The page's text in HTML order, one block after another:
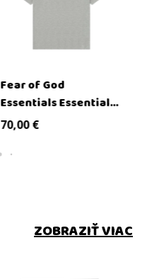
Fear of God
Essentials Essential...
70,00€
ZOBRAZIŤ VIAC